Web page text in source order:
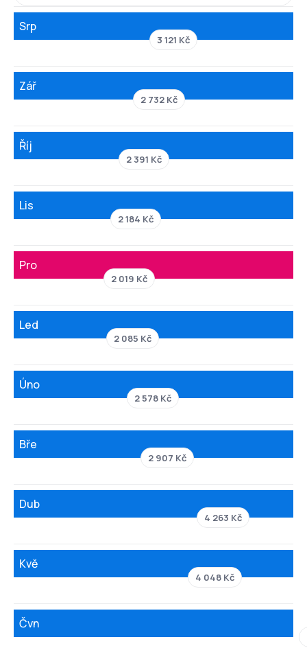
Srp
3 121 Kč
Zář
2 732 Kč
Říj
2 391 Kč
Lis
2 184 Kč
Pro
2 019 Kč
Led
2 085 Kč
Úno
2 578 Kč
Bře
2 907 Kč
Dub
4 263 Kč
Kvě
4 048 Kč
Čvn